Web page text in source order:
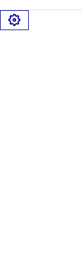
Gérer les cookies